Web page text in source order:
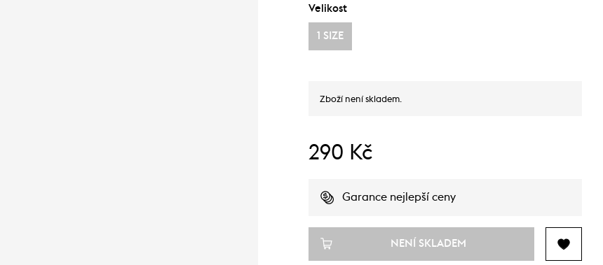
Velikost
1 SIZE
Zboží není skladem.
290 Kč
Garance nejlepší ceny
NENÍ SKLADEM